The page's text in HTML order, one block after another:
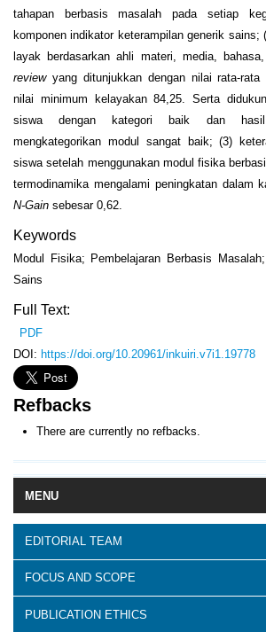
MENU
EDITORIAL TEAM
FOCUS AND SCOPE
PUBLICATION ETHICS
tahapan berbasis masalah pada setiap
komponen indikator keterampilan generik sains;
layak berdasarkan ahli materi, media,
reviewyang ditunjukkan dengan nilai rata-rata
nilai minimum kelayakan 84,25. Serta
siswa dengan kategori baik dan
mengkategorikan modul sangat baik; (3)
siswa setelah menggunakan modul fisika
termodinamika mengalami peningkatan dalam
N-Gain sebesar 0,62.
Keywords
Modul Fisika; Pembelajaran Berbasis
Sains
Full Text:
PDF
DOI: https://doi.org/10.20961/inkuiri.v7i1.19778
Refbacks
There are currently no refbacks.